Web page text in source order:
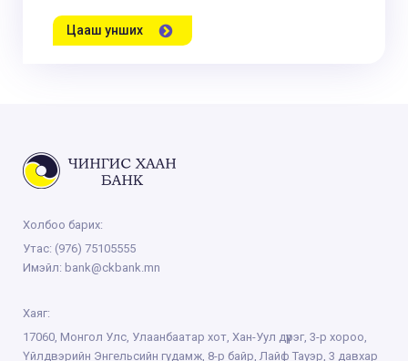
Цааш унших
Холбоо барих:
Утас: (976) 75105555
Имэйл: bank@ckbank.mn
Хаяг:
17060, Монгол Улс, Улаанбаатар хот, Хан-Уул дүүрэг, 3-р хороо,
Үйлдвэрийн Энгельсийн гудамж, 8-р байр, Лайф Тауэр, 3 давхар